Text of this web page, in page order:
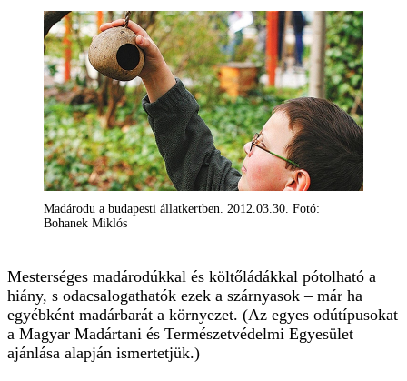
Madárodu a budapesti állatkertben. 2012.03.30. Fotó:
Bohanek Miklós
Mesterséges madárodúkkal és költőládákkal pótolható a
hiány, s odacsalogathatók ezek a szárnyasok – már ha
egyébként madárbarát a környezet. (Az egyes odútípusokat
a Magyar Madártani és Természetvédelmi Egyesület
ajánlása alapján ismertetjük.)